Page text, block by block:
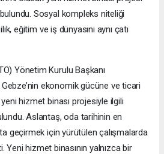
Sosyal kompleks niteliği
eğitim ve iş dünyasını aynı çatı
Yönetim Kurulu Başkanı
ekonomik gücüne ve ticari
hizmet binası projesiyle ilgili
Aslantaş, oda tarihinin en
geçirmek için yürütülen çalışmalarda
Yeni hizmet binasının yalnızca bir